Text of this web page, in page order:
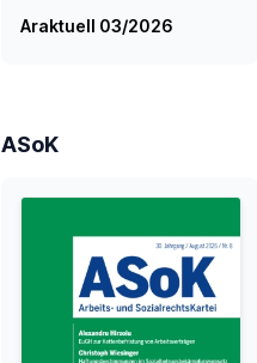
Araktuell 03/2026
ASoK